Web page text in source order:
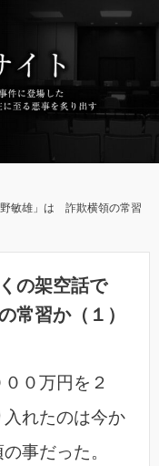
敏雄」は 詐欺横領の常習
の架空話で
常習か（１）
０万円を２
れたのは今か
事だった。